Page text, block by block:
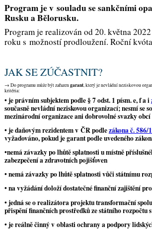
Program je v souladu se sankčními
Rusku a Bělorusku.
Program je realizován od 20. května
roku s možností prodloužení. Roční
JAK SE ZÚČASTNIT?
→ Do programu může být zařazengarant, který je nevládní neziskovou
kritéria:
• je právním subjektem podle § 7 odst. 1 písm. e, f a i
současně nevládní neziskovou organizací; nesmí se
mezinárodní organizace ani dobrovolné svazky obcí
• je daňovým rezidentem v ČR podlezákona č. 586/
vyžadováno, pokud je garant podle uvedeného
•nemá závazky po lhůtě splatnosti u místně
zabezpečení a zdravotních pojišťoven
• nemá závazky po lhůtě splatnosti vůči státnímu
• na vyžádání doloží dostatečné finanční zajištění
• jedná se o realizátora projektu transformační
přispění finančních prostředků ze státního rozpočtu
• je reálně činný v oblasti ochrany a podpory